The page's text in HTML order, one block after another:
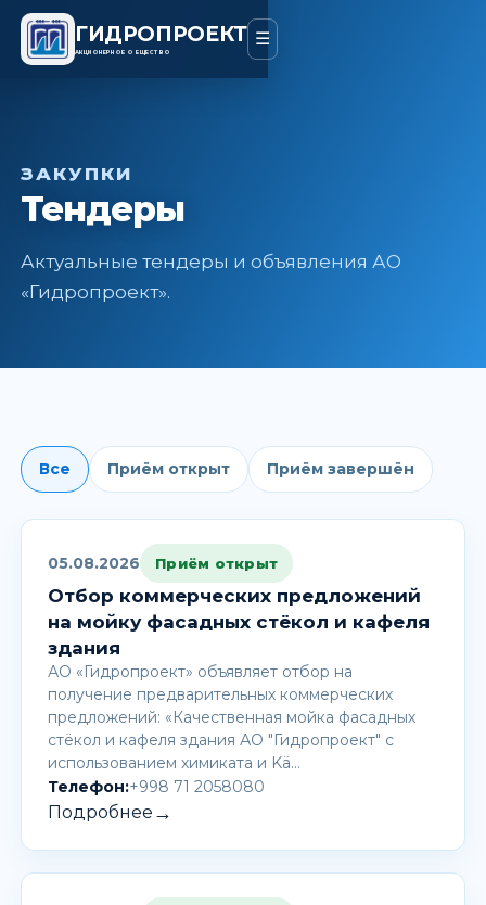
ГИДРОПРОЕКТ
АКЦИОНЕРНОЕ ОБЩЕСТВО
☰
ЗАКУПКИ
Тендеры
Актуальные тендеры и объявления АО
«Гидропроект».
Все Приём открыт Приём завершён
05.08.2026 Приём открыт
Отбор коммерческих предложений
на мойку фасадных стёкол и кафеля
здания
АО «Гидропроект» объявляет отбор на
получение предварительных коммерческих
предложений: «Качественная мойка фасадных
стёкол и кафеля здания АО "Гидропроект" с
использованием химиката и Kä…
Телефон:+998 71 2058080
Подробнее →